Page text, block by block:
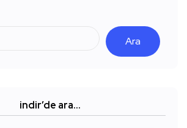
Ara
indir’de ara…